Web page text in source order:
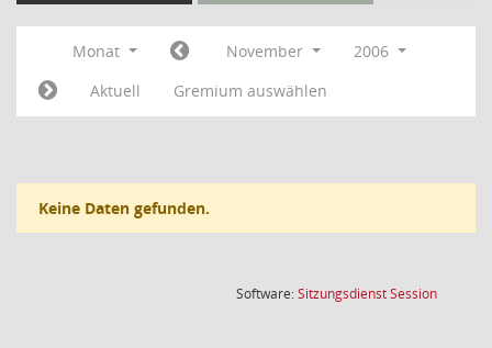
Monat November
2006
Aktuell
Gremium auswählen
Keine Daten gefunden.
Software:SitzungsdienstSession(Wird in